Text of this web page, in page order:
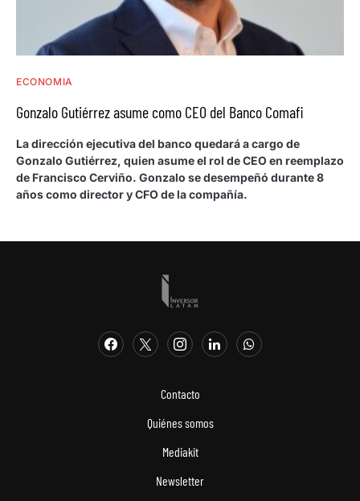
ECONOMIA
Gonzalo Gutiérrez asume como CEO del Banco Comafi
La dirección ejecutiva del banco quedará a cargo de
Gonzalo Gutiérrez, quien asume el rol de CEO en reemplazo
de Francisco Cerviño. Gonzalo se desempeñó durante 8
años como director y CFO de la compañía.
Contacto
Quiénes somos
Mediakit
Newsletter